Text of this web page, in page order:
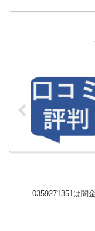
0359271351は闇